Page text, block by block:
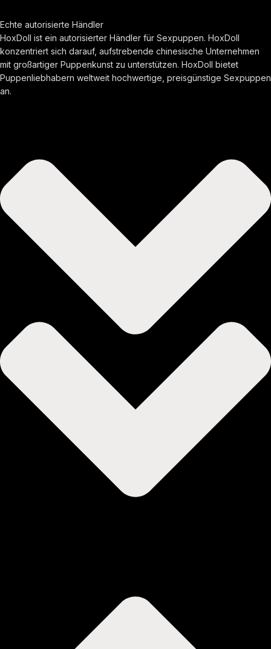
Echte autorisierte Händler
HoxDoll ist ein autorisierter Händler für Sexpuppen. HoxDoll
konzentriert sich darauf, aufstrebende chinesische Unternehmen
mit großartiger Puppenkunst zu unterstützen. HoxDoll bietet
Puppenliebhabern weltweit hochwertige, preisgünstige Sexpuppen
an.